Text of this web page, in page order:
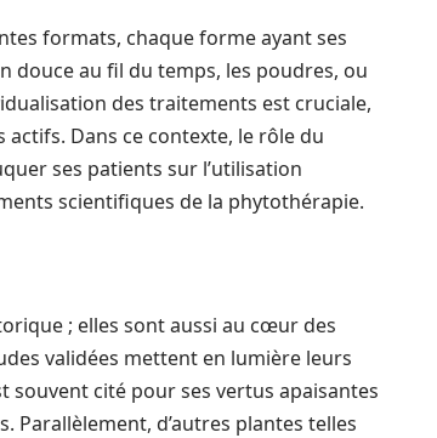
formats, chaque forme ayant ses
douce au fil du temps, les poudres, ou
des traitements est cruciale,
Dans ce contexte, le rôle du
ses patients sur l’utilisation
scientifiques de la phytothérapie.
; elles sont aussi au cœur des
validées mettent en lumière leurs
souvent cité pour ses vertus apaisantes
Parallèlement, d’autres plantes telles